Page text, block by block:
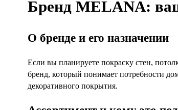
Бренд MELANA:
О бренде и его назначении
Если вы планируете покраску стен,
бренд, который понимает потребности
декоративного покрытия.